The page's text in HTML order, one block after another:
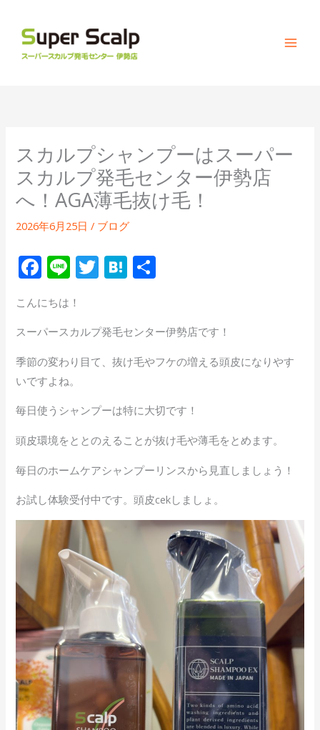
スカルプシャンプーはスーパー
スカルプ発毛センター伊勢店
へ！AGA薄毛抜け毛！
2026年6月25日/ ブログ
F
e
b
o
o
k
Li
e
T
er
H
n
a
こんにちは！
スーパースカルプ発毛センター伊勢店です！
季節の変わり目て、抜け毛やフケの増える頭皮になりやす
いですよね。
毎日使うシャンプーは特に大切です！
頭皮環境をととのえることが抜け毛や薄毛をとめます。
毎日のホームケアシャンプーリンスから見直しましょう！
お試し体験受付中です。頭皮cekしましょ。